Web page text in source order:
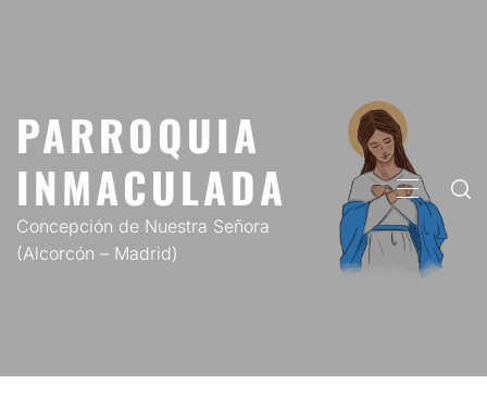
PARROQUIA
INMACULADA
Concepción de Nuestra Señora
(Alcorcón – Madrid)
MENÚ